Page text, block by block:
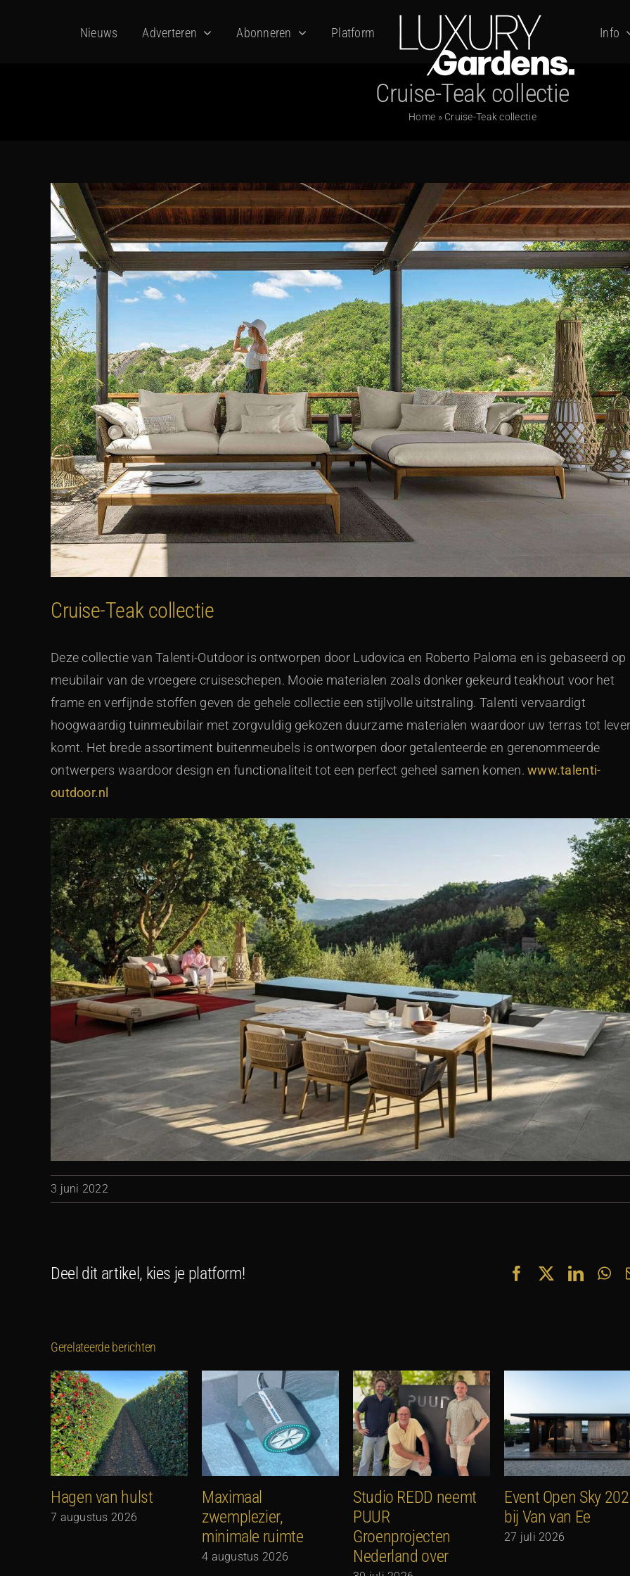
Nieuws Adverteren Abonneren Platform Info
Cruise-Teak collectie
Home » Cruise-Teak collectie
Bekijk
grotere
afbeelding
Cruise-Teak collectie
Deze collectie van Talenti-Outdoor is ontworpen door Ludovica en Roberto Paloma en is gebaseerd op
meubilair van de vroegere cruiseschepen. Mooie materialen zoals donker gekeurd teakhout voor het
frame en verfijnde stoffen geven de gehele collectie een stijlvolle uitstraling. Talenti vervaardigt
hoogwaardig tuinmeubilair met zorgvuldig gekozen duurzame materialen waardoor uw terras tot
komt. Het brede assortiment buitenmeubels is ontworpen door getalenteerde en gerenommeerde
ontwerpers waardoor design en functionaliteit tot een perfect geheel samen komen.www.talenti-
outdoor.nl
3 juni 2022
Deel dit artikel, kies je platform! Facebook
Gerelateerde berichten
Hagen van hulst
7 augustus 2026
Maximaal
zwemplezier,
minimale ruimte
4 augustus 2026
Studio REDD neemt
PUUR
Groenprojecten
Nederland over
Event Open Sky
bij Van van Ee
27 juli 2026